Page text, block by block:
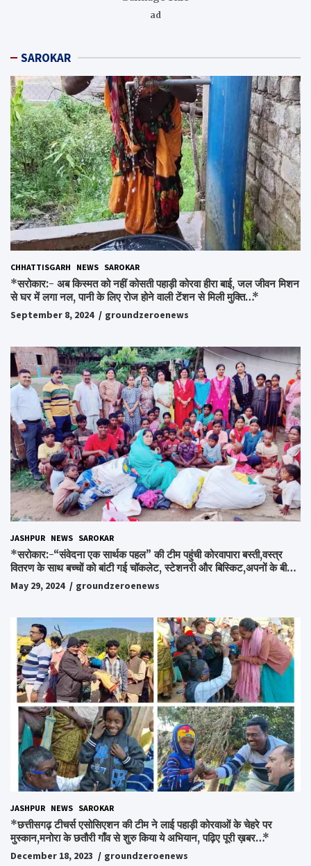
ad
SAROKAR
CHHATTISGARH NEWS SAROKAR
*सरोकार:- अब किस्मत को नहीं कोसती पहाड़ी कोरवा हीरा बाई, जल जीवन मिशन
से घर में लगा नल, पानी के लिए रोज होने वाली टेंशन से मिली मुक्ति…*
September 8, 2024 groundzeroenews
JASHPUR NEWS SAROKAR
*सरोकार:-“संवेदना एक सार्थक पहल” की टीम पहुंची कोरवापारा बस्ती,वस्त्र
वितरण के साथ बच्चों को बांटी गई चॉकलेट, स्टेशनरी और बिस्किट,अपनों के बीच
अपनों को पाकर भाव विभोर हुए लोग,संवेदना समूह के संस्थापक स्व.विश्वबंधु को
किया गया याद,समाजसेवी और समूह के लोगों ने रखी अपनी राय,कहा स्व.शर्मा के
May 29, 2024 groundzeroenews
JASHPUR NEWS SAROKAR
*छत्तीसगढ़ टीचर्स एसोसिएशन की टीम ने लाई पहाड़ी कोरवाओं के चेहरे पर
मुस्कान,मनोरा के छतौरी गाँव से शुरु किया ये अभियान, पढ़िए पूरी ख़बर…*
December 18, 2023 groundzeroenews